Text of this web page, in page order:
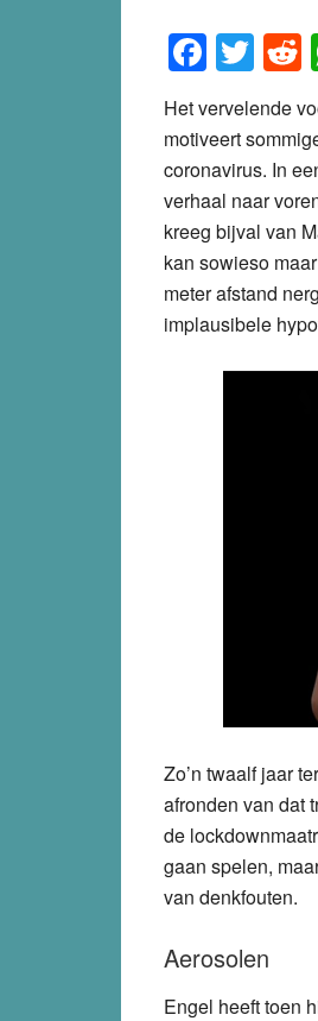
Het vervelende
motiveert
coronavirus. In
verhaal naar
kreeg bijval van
kan sowieso
meter afstand
implausibele
Zo’n twaalf jaar
afronden van dat
de
gaan spelen,
van denkfouten.
Aerosolen
Engel heeft toen